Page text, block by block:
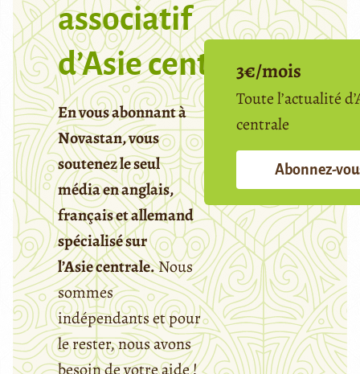
associatif
d’Asie centrale
En vous abonnant à
Novastan, vous
soutenez le seul
média en anglais,
français et allemand
spécialisé sur
l’Asie centrale.Nous
sommes
indépendants et pour
le rester, nous avons
besoin de votre aide !
3€/mois
Toute l’actualité
centrale
Abonnez-